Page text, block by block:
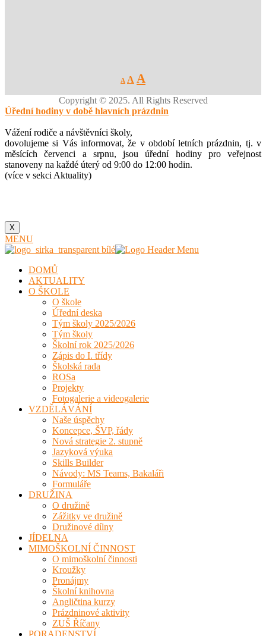
A
Decrease
font
A Reset
font
size.
A
font
size.
Copyright © 2025. All Rights Reserved
Úřední hodiny v době hlavních prázdnin
Vážení rodiče a návštěvníci školy,
dovolujeme si Vás informovat, že v období letních prázdnin, tj. v
měsících červenci a srpnu, jsou úřední hodiny pro veřejnost
stanoveny na každé úterý od 9:00 do 12:00 hodin.
(více v sekci Aktuality)
X
MENU
DOMŮ
AKTUALITY
O ŠKOLE
O škole
Úřední deska
Tým školy 2025/2026
Tým školy
Školní rok 2025/2026
Zápis do I. třídy
Školská rada
ROSa
Projekty
Fotogalerie a videogalerie
VZDĚLÁVÁNÍ
Naše úspěchy
Koncepce, ŠVP, řády
Nová strategie 2. stupně
Jazyková výuka
Skills Builder
Návody: MS Teams, Bakaláři
Formuláře
DRUŽINA
O družině
Zážitky ve družině
Družinové dílny
JÍDELNA
MIMOŠKOLNÍ ČINNOST
O mimoškolní činnosti
Kroužky
Pronájmy
Školní knihovna
Angličtina kurzy
Prázdninové aktivity
ZUŠ Říčany